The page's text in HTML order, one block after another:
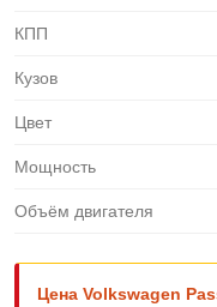
КПП
Кузов
Цвет
Мощность
Объём двигателя
Цена Volkswagen